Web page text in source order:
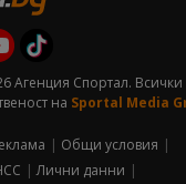
Агенция Спортал. Всички
на Sportal Media
Общи условия
Лични данни